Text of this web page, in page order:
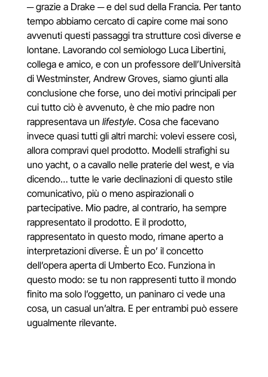
─grazie a Drake ─e del sud della Francia. Per tanto
tempo abbiamo cercato di capire come mai sono
avvenuti questi passaggi tra strutture così diverse e
lontane. Lavorando col semiologo Luca Libertini,
collega e amico, econ un professore dell’Università
di Westminster, Andrew Groves, siamo giunti alla
conclusione che forse, uno dei motivi principali per
cui tutto ciò è avvenuto, è che mio padre non
rappresentava un lifestyle. Cosa che facevano
invece quasi tutti gli altri marchi: volevi essere così,
allora compravi quel prodotto. Modelli strafighi su
uno yacht, o a cavallo nelle praterie del west, e via
dicendo… tutte le varie declinazioni di questo stile
comunicativo, più o meno aspirazionali o
partecipative. Mio padre, al contrario, ha sempre
rappresentato il prodotto. E il prodotto,
rappresentato in questo modo, rimane aperto a
interpretazioni diverse. È un po’ il concetto
dell’opera aperta di Umberto Eco. Funziona in
questo modo: se tu non rappresenti tutto il mondo
finito ma solo l’oggetto, un paninaro ci vede una
cosa, un casual un’altra. E per entrambi può essere
ugualmente rilevante.